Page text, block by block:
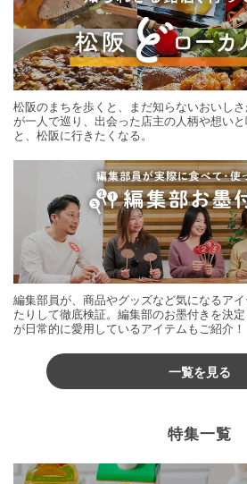
松阪のまちを歩くと、まだ知らないおいし
が一人で巡り、出会った店主の人柄や想い
と、松阪に行きたくなる。
編集部員が、商品やグッズなど気になるア
たりして徹底検証。編集部のお墨付きを決
が日常的に愛用しているアイテムもご紹介！
一覧を見る
特集一覧